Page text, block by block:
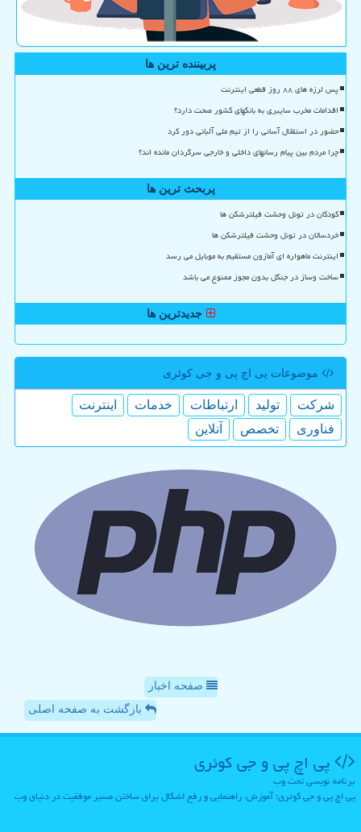
پربیننده ترین ها
پس لرزه های ۸۸ روز قطعی اینترنت
اقدامات مخرب سایبری به بانکهای کشور صحت دارد؟
حضور در استقلال آسانی را از تیم ملی آلبانی دور کرد
چرا مردم بین پیام رسانهای داخلی و خارجی سرگردان مانده اند؟
پربحث ترین ها
کودکان در تونل وحشت فیلترشکن ها
خردسالان در تونل وحشت فیلترشکن ها
اینترنت ماهواره ای آمازون مستقیم به موبایل می رسد
ساخت وساز در جنگل بدون مجوز ممنوع می باشد
جدیدترین ها
موضوعات پی اچ پی و جی كوئری
شركت تولید ارتباطات خدمات
اینترنت
فناوری
تخصص آنلاین
صفحه اخبار
بازگشت به صفحه اصلی
پی اچ پی و جی كوئری
برنامه نویسی تحت وب
پی اچ پی و جی کوئری؛ آموزش، راهنمایی و رفع اشکال برای ساختن مسیر موفقیت در دنیای وب